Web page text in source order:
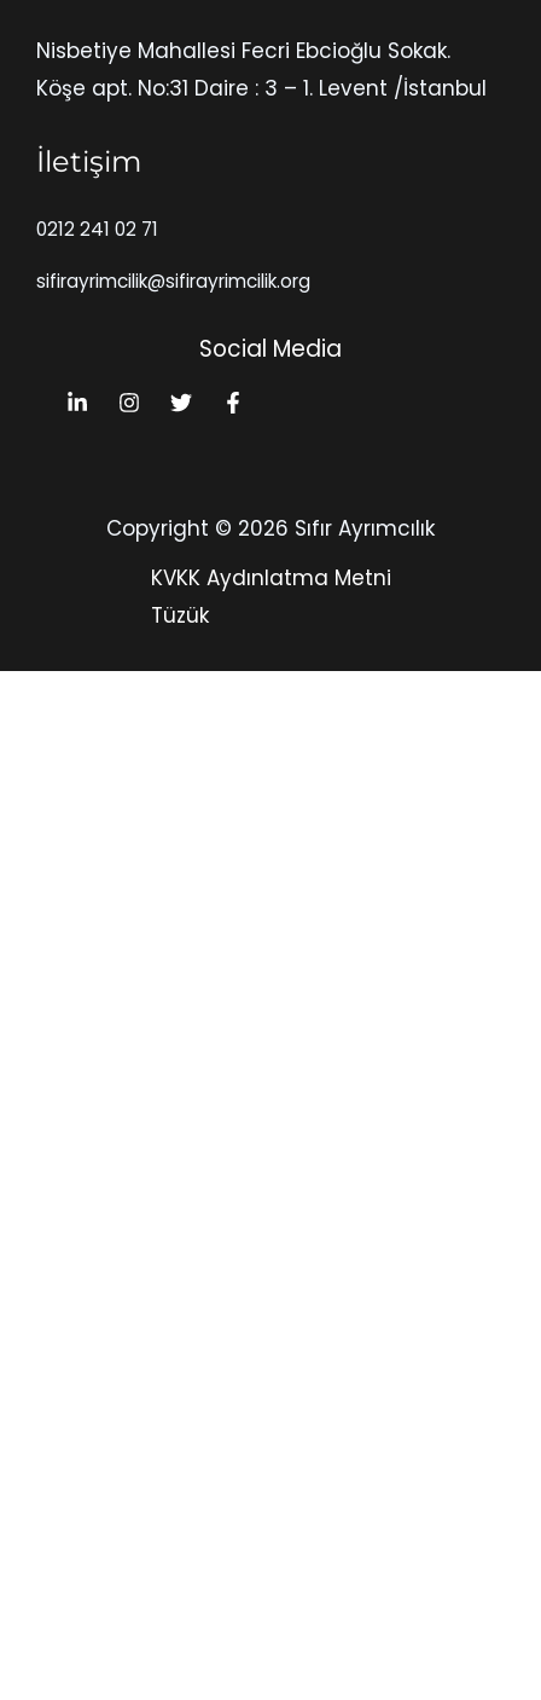
Nisbetiye Mahallesi Fecri Ebcioğlu Sokak.
Köşe apt. No:31 Daire : 3 – 1. Levent /İstanbul
İletişim
0212 241 02 71
sifirayrimcilik@sifirayrimcilik.org
Social Media
Copyright © 2026 Sıfır Ayrımcılık
KVKK Aydınlatma Metni
Tüzük